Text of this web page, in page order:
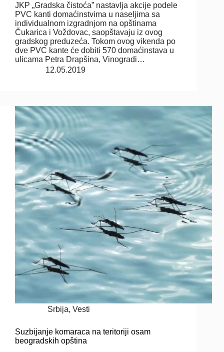
JKP „Gradska čistoća” nastavlja akcije podele
PVC kanti domaćinstvima u naseljima sa
individualnom izgradnjom na opštinama
Čukarica i Voždovac, saopštavaju iz ovog
gradskog preduzeća. Tokom ovog vikenda po
dve PVC kante će dobiti 570 domaćinstava u
ulicama Petra Drapšina, Vinogradi…
12.05.2019
Srbija,Vesti
Suzbijanje komaraca na teritoriji osam
beogradskih opština